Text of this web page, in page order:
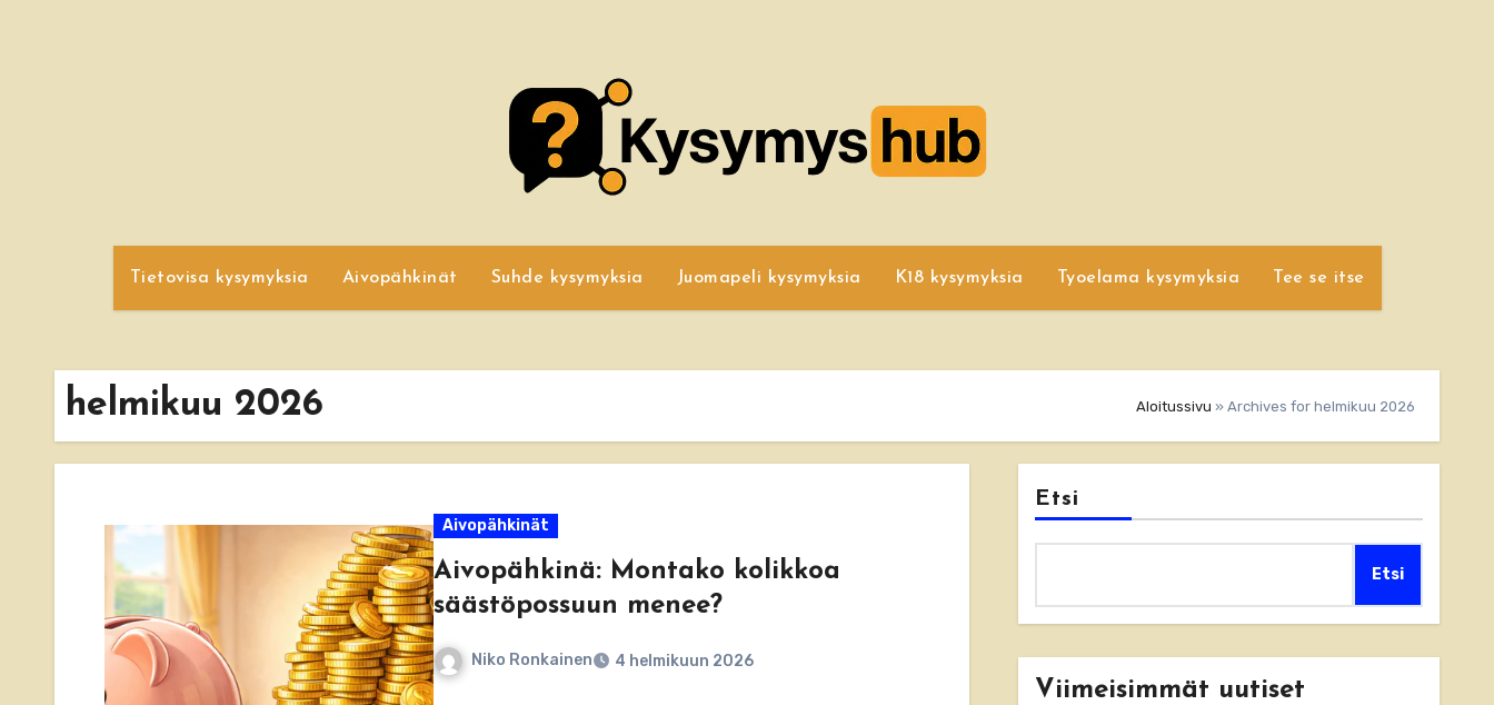
Tietovisa kysymyksia Aivopähkinät Suhde kysymyksia Juomapeli kysymyksia K18 kysymyksia Tyoelama kysymyksia Tee se itse
helmikuu 2026 Aloitussivu » Archives for helmikuu 2026
Aivopähkinät
Aivopähkinä: Montako kolikkoa
säästöpossuun menee?
Niko Ronkainen 4 helmikuun 2026
Etsi
Etsi
Viimeisimmät uutiset